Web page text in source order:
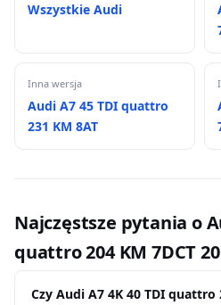
Wszystkie Audi
Inna wersja
Audi A7 45 TDI quattro
231 KM 8AT
Najczęstsze pytania o
quattro 204 KM 7DCT
Czy Audi A7 4K 40 TDI